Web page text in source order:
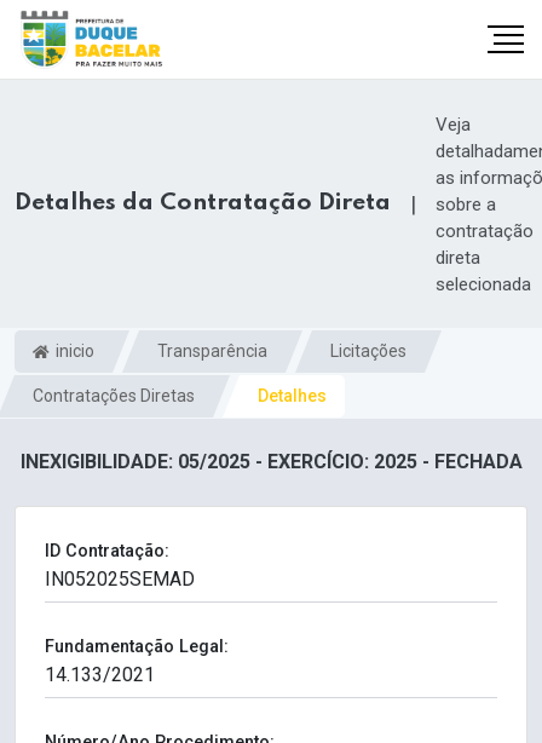
Detalhes da Contratação Direta |
Veja
as
sobre a
contratação
direta
selecionada
inicio Transparência Licitações
Contratações Diretas Detalhes
INEXIGIBILIDADE: 05/2025 - EXERCÍCIO: 2025 - FECHADA
ID Contratação:
Fundamentação Legal: